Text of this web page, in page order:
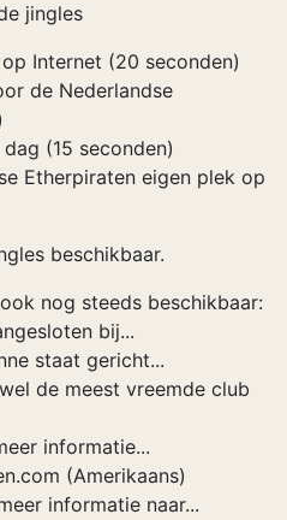
jingles
Internet (20 seconden)
de Nederlandse
(15 seconden)
Etherpiraten eigen plek op
beschikbaar.
nog steeds beschikbaar:
bij...
staat gericht...
de meest vreemde club
informatie...
(Amerikaans)
informatie naar...